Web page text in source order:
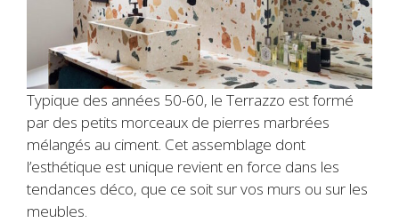
Typique des années 50-60, le Terrazzo est formé
par des petits morceaux de pierres marbrées
mélangés au ciment. Cet assemblage dont
l’esthétique est unique revient en force dans les
tendances déco, que ce soit sur vos murs ou sur les
meubles.